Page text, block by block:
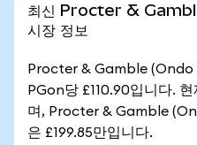
최신 Procter &
시장 정보
Procter & Gamble (Ondo
PGon당 £110.90입니다.
며, Procter & Gamble
은 £199.85만입니다.